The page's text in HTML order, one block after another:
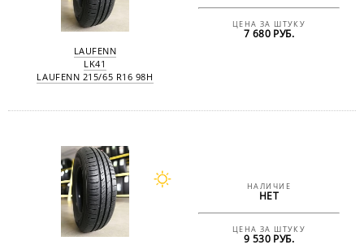
LAUFENN
LK41
LAUFENN 215/65 R16 98H
ЦЕНА ЗА ШТУКУ
7 680 РУБ.
НАЛИЧИЕ
НЕТ
ЦЕНА ЗА ШТУКУ
9 530 РУБ.